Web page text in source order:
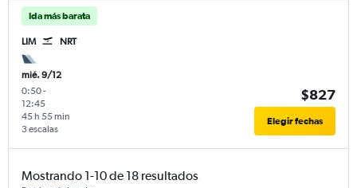
Ida más barata
LIM NRT
mié. 9/12
0:50-
12:45
3 escalas
45 h 55 min
$827
Elegir fechas
Mostrando 1-10 de 18 resultados